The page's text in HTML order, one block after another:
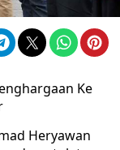
Ke
Heryawan